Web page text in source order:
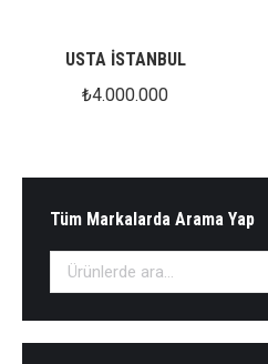
USTA İSTANBUL
₺4.000.000
Tüm Markalarda Arama Yap